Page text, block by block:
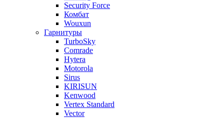
Security Force
Комбат
Wouxun
Гарнитуры
TurboSky
Comrade
Hytera
Motorola
Sirus
KIRISUN
Kenwood
Vertex Standard
Vector